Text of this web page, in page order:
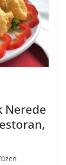
Nerede